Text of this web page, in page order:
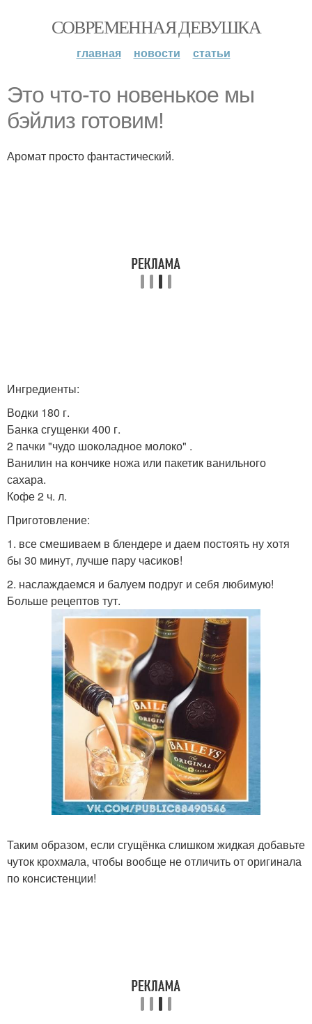
СОВРЕМЕННАЯ ДЕВУШКА
главная новости статьи
Это что-то новенькое мы
бэйлиз готовим!
Аромат просто фантастический.
Ингредиенты:
Водки 180 г.
Банка сгущенки 400 г.
2 пачки "чудо шоколадное молоко" .
Ванилин на кончике ножа или пакетик ванильного
сахара.
Кофе 2 ч. л.
Приготовление:
1. все смешиваем в блендере и даем постоять ну хотя
бы 30 минут, лучше пару часиков!
2. наслаждаемся и балуем подруг и себя любимую!
Больше рецептов тут.
Таким образом, если сгущёнка слишком жидкая добавьте
чуток крохмала, чтобы вообще не отличить от оригинала
по консистенции!